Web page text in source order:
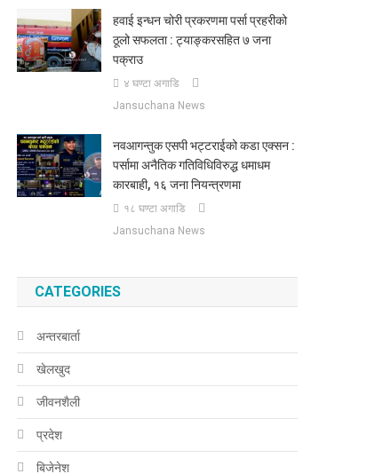
हवाई इन्धन चोरी प्रकरणमा पर्सा प्रहरीको
ठूलो सफलता : ट्याङ्करसहित ७ जना
पक्राउ
४ घण्टा अगाडि
Jansuchana News
नवआगन्तुक एसपी भट्टराईको कडा एक्सन :
पर्सामा अनैतिक गतिविधिविरुद्ध धमाधम
कारबाही, १६ जना नियन्त्रणमा
१८ घण्टा अगाडि
Jansuchana News
CATEGORIES
अन्तरबार्ता
खेलखुद
जीवनशैली
प्रदेश
बिजेनेश